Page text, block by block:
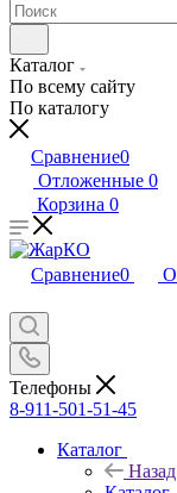
Каталог
По всему сайту
По каталогу
Сравнение0
Отложенные 0
Корзина 0
Сравнение0
Телефоны
8-911-501-51-45
Каталог
Назад